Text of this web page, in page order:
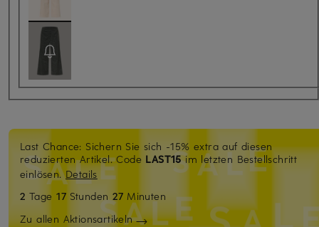
Last Chance: Sichern Sie sich -15% extra auf diesen
reduzierten Artikel. Code LAST15im letzten Bestellschritt
einlösen.Details
2 Tage17 Stunden 27 Minuten
Zu allen Aktionsartikeln